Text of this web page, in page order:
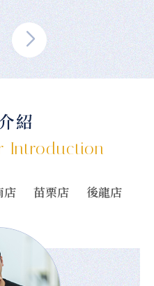
紹
Introduction
店 苗栗店 後龍店